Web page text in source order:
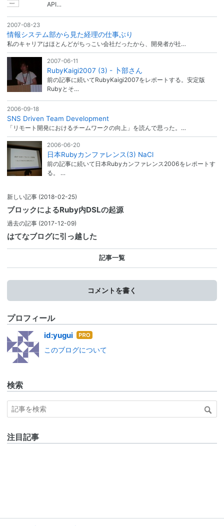
API…
2007-08-23
情報システム部から見た経理の仕事ぶり
私のキャリアはほとんどがちっこい会社だったから、開発者が社…
2007-06-11
RubyKaigi2007 (3) - 卜部さん
前の記事に続いてRubyKaigi2007をレポートする。安定版
Rubyとそ…
2006-09-18
SNS Driven Team Development
「リモート開発におけるチームワークの向上」を読んで思った。…
2006-06-20
日本Rubyカンファレンス(3) NaCl
前の記事に続いて日本Rubyカンファレンス2006をレポートす
る。 …
新しい記事 (2018-02-25)
ブロックによるRuby内DSLの起源
過去の記事 (2017-12-09)
はてなブログに引っ越した
記事一覧
コメントを書く
プロフィール
id:yugui はて
ログ
このブログについて
検索
注目記事